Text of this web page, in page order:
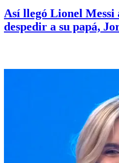
Así llegó Lionel
despedir a su papá,